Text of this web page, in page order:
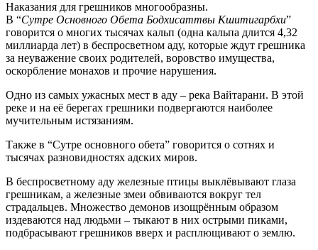
Наказания для грешников многообразны.
В “Сутре Основного Обета Бодхисаттвы Кшитигарбхи”
говорится о многих тысячах кальп (одна кальпа длится 4,32
миллиарда лет) в беспросветном аду, которые ждут грешника
за неуважение своих родителей, воровство имущества,
оскорбление монахов и прочие нарушения.
Одно из самых ужасных мест в аду – река Вайтарани. В этой
реке и на её берегах грешники подвергаются наиболее
мучительным истязаниям.
Также в “Сутре основного обета” говорится о сотнях и
тысячах разновидностях адских миров.
В беспросветному аду железные птицы выклёвывают глаза
грешникам, а железные змеи обвиваются вокруг тел
страдальцев. Множество демонов изощрённым образом
издеваются над людьми – тыкают в них острыми пиками,
подбрасывают грешников вверх и расплющивают о землю.